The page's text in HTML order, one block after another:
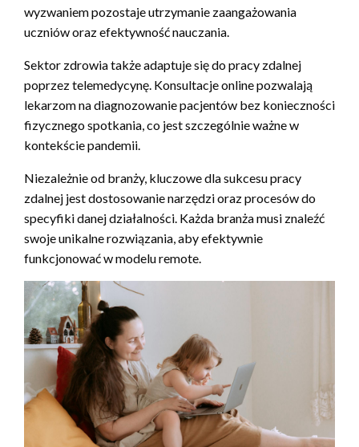
wyzwaniem pozostaje utrzymanie zaangażowania
uczniów oraz efektywność nauczania.
Sektor zdrowia także adaptuje się do pracy zdalnej
poprzez telemedycynę. Konsultacje online pozwalają
lekarzom na diagnozowanie pacjentów bez konieczności
fizycznego spotkania, co jest szczególnie ważne w
kontekście pandemii.
Niezależnie od branży, kluczowe dla sukcesu pracy
zdalnej jest dostosowanie narzędzi oraz procesów do
specyfiki danej działalności. Każda branża musi znaleźć
swoje unikalne rozwiązania, aby efektywnie
funkcjonować w modelu remote.